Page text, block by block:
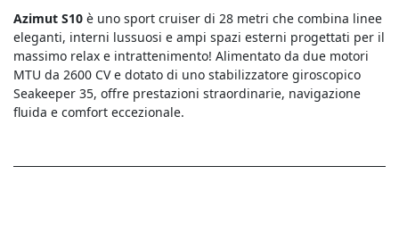
Azimut S10 è uno sport cruiser di 28 metri che combina linee
eleganti, interni lussuosi e ampi spazi esterni progettati per il
massimo relax e intrattenimento! Alimentato da due motori
MTU da 2600 CV e dotato di uno stabilizzatore giroscopico
Seakeeper 35, offre prestazioni straordinarie, navigazione
fluida e comfort eccezionale.